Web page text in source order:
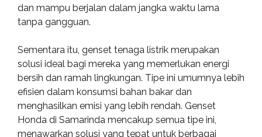
dan mampu berjalan dalam jangka waktu lama
tanpa gangguan.
Sementara itu, genset tenaga listrik merupakan
solusi ideal bagi mereka yang memerlukan energi
bersih dan ramah lingkungan. Tipe ini umumnya lebih
efisien dalam konsumsi bahan bakar dan
menghasilkan emisi yang lebih rendah. Genset
Honda di Samarinda mencakup semua tipe ini,
menawarkan solusi yang tepat untuk berbagai